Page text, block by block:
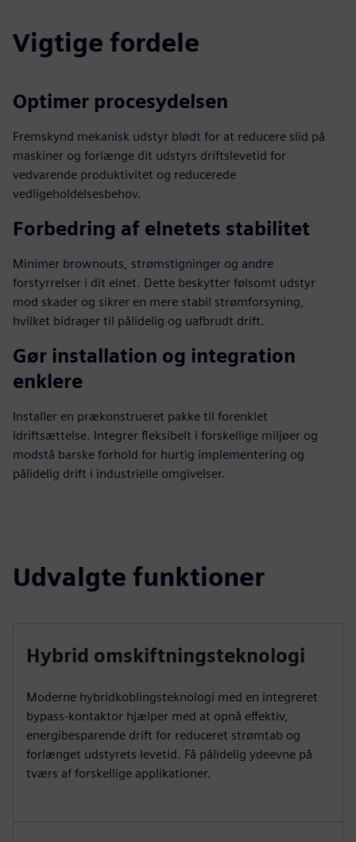
Vigtige fordele
Optimer procesydelsen
Fremskynd mekanisk udstyr blødt for at reducere slid på
maskiner og forlænge dit udstyrs driftslevetid for
vedvarende produktivitet og reducerede
vedligeholdelsesbehov.
Forbedring af elnetets stabilitet
Minimer brownouts, strømstigninger og andre
forstyrrelser i dit elnet. Dette beskytter følsomt udstyr
mod skader og sikrer en mere stabil strømforsyning,
hvilket bidrager til pålidelig og uafbrudt drift.
Gør installation og integration
enklere
Installer en prækonstrueret pakke til forenklet
idriftsættelse. Integrer fleksibelt i forskellige miljøer og
modstå barske forhold for hurtig implementering og
pålidelig drift i industrielle omgivelser.
Udvalgte funktioner
Hybrid omskiftningsteknologi
Moderne hybridkoblingsteknologi med en integreret
bypass-kontaktor hjælper med at opnå effektiv,
energibesparende drift for reduceret strømtab og
forlænget udstyrets levetid. Få pålidelig ydeevne på
tværs af forskellige applikationer.